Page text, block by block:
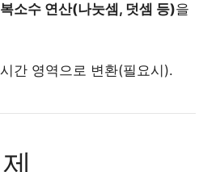
복소수 연산(나눗셈, 덧셈 등)을
간 영역으로 변환(필요시).